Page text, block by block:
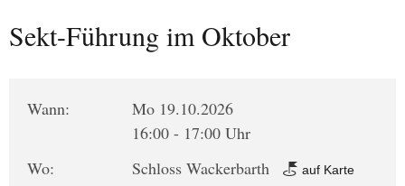
Sekt-Führung im Oktober
Wann:
Mo 19.10.2026
16:00 - 17:00 Uhr
Wo:
Schloss Wackerbarth
auf Karte